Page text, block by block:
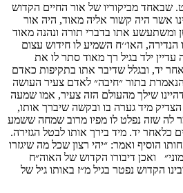
שבאחד מביקוריו של אור החיים הקדוש
אשר היה קשור אליה מאוד, היה אור
ומשתעשע אתו בדברי תורה ונהנה מאוד
האו׳׳ח השמיע לו חידוש עצום
עדיין ילד בגיל רך מאוד סתר לו את
יד, ובגלל שדיבר אתו בתקיפות כאדם
בתור ״חיבה״ לאדם צעיר העושה
שילך מהעולם הזה צעיר, אמו שמעה
מיד גערה בו ובקשה שיברך אותו,
לה שזה נפלט לו מפיו מרוב שמחה ששמע
כלאחר יד. מיד בירך אותו לבטל הגזירה.
הוסיף ואמר: ״יהי רצון שכל מה שיגזרו
ואכן דיבורו הקדוש של האוה״ח
הקדוש נפטר בגיל מ״ז באותו גיל של